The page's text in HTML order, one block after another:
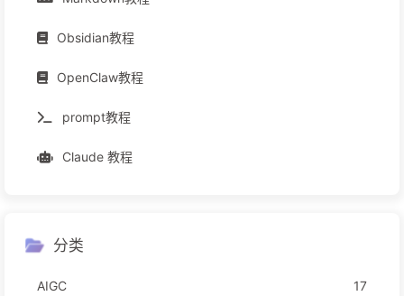
Obsidian教程
OpenClaw教程
prompt教程
Claude 教程
分类
AIGC 17